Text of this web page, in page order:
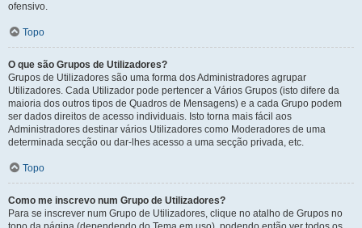
ofensivo.
Topo
O que são Grupos de Utilizadores?
Grupos de Utilizadores são uma forma dos Administradores agrupar
Utilizadores. Cada Utilizador pode pertencer a Vários Grupos (isto difere da
maioria dos outros tipos de Quadros de Mensagens) e a cada Grupo podem
ser dados direitos de acesso individuais. Isto torna mais fácil aos
Administradores destinar vários Utilizadores como Moderadores de uma
determinada secção ou dar-lhes acesso a uma secção privada, etc.
Topo
Como me inscrevo num Grupo de Utilizadores?
Para se inscrever num Grupo de Utilizadores, clique no atalho de Grupos no